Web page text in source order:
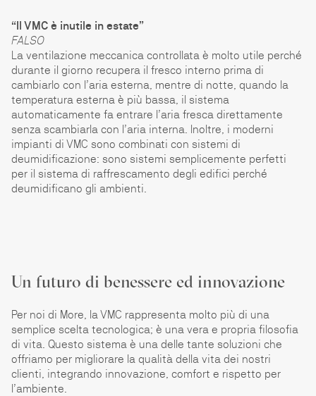
“Il VMC è inutile in estate”
FALSO
La ventilazione meccanica controllata è molto utile perché
durante il giorno recupera il fresco interno prima di
cambiarlo con l’aria esterna, mentre di notte, quando la
temperatura esterna è più bassa, il sistema
automaticamente fa entrare l’aria fresca direttamente
senza scambiarla con l’aria interna. Inoltre, i moderni
impianti di VMC sono combinati con sistemi di
deumidificazione: sono sistemi semplicemente perfetti
per il sistema di raffrescamento degli edifici perché
deumidificano gli ambienti.
Un futuro di benessere ed innovazione
Per noi di More, la VMC rappresenta molto più di una
semplice scelta tecnologica; è una vera e propria filosofia
di vita. Questo sistema è una delle tante soluzioni che
offriamo per migliorare la qualità della vita dei nostri
clienti, integrando innovazione, comfort e rispetto per
l’ambiente.